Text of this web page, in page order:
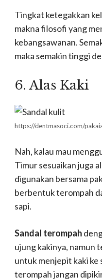
Tingkat ketegakkan
makna filosofi yang
kebangsawanan.
maka semakin tinggi
6. Alas Kaki
https://dentmasoci.com/
Nah, kalau mau
Timur sesuaikan juga
digunakan bersama
berbentuk terompah
sapi.
Sandal terompah
ujung kakinya, namun
untuk menjepit kaki ke
terompah jangan